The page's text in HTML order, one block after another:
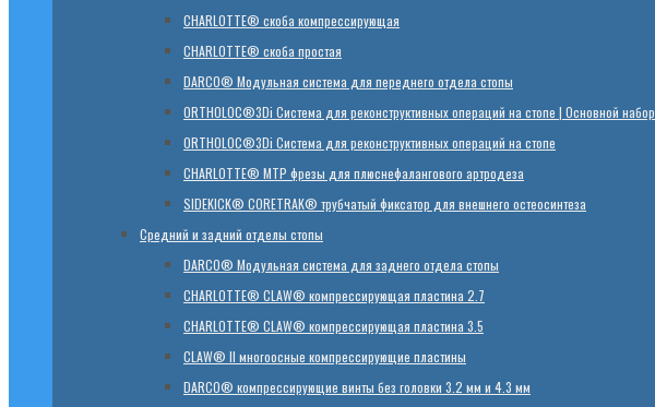
CHARLOTTE® скоба компрессирующая
CHARLOTTE® скоба простая
DARCO® Модульная система для переднего отдела стопы
ORTHOLOC®3Di Система для реконструктивных операций на стопе | Основной набор
ORTHOLOC®3Di Система для реконструктивных операций на стопе
CHARLOTTE® MTP фрезы для плюснефалангового артродеза
SIDEKICK® CORETRAK® трубчатый фиксатор для внешнего остеосинтеза
Средний и задний отделы стопы
DARCO® Модульная система для заднего отдела стопы
CHARLOTTE® CLAW® компрессирующая пластина 2.7
CHARLOTTE® CLAW® компрессирующая пластина 3.5
CLAW® II многоосные компрессирующие пластины
DARCO® компрессирующие винты без головки 3.2 мм и 4.3 мм